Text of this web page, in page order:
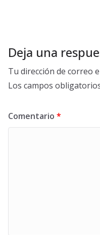
Deja una
Tu dirección de correo
Los campos
Comentario *